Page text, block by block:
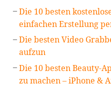
Die 10 besten
einfachen Erstellung
Die besten Video
aufzun
Die 10 besten Beauty-
zu machen – iPhone &